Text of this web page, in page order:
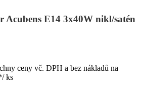
Acubens E14 3x40W nikl/satén
ceny vč. DPH a bez nákladů na
/ ks